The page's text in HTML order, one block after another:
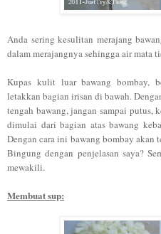
Anda sering kesulitan merajang
dalam merajangnya sehingga air mata
Kupas kulit luar bawang bombay,
letakkan bagian irisan di bawah.
tengah bawang, jangan sampai putus,
dimulai dari bagian atas bawang
Dengan cara ini bawang bombay
Bingung dengan penjelasan saya?
mewakili.
Membuat sup: